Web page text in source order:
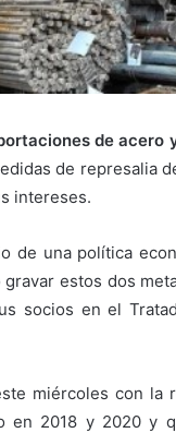
de acero
de represalia
intereses.
de una política
estos dos
socios en el
miércoles con la
en 2018 y 2020 y